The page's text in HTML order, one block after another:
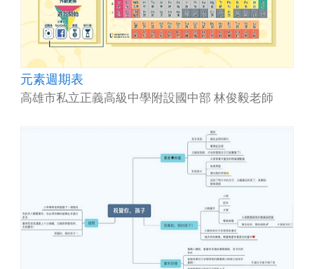
元素週期表
高雄市私立正義高級中學附設國中部 林俊毅老師